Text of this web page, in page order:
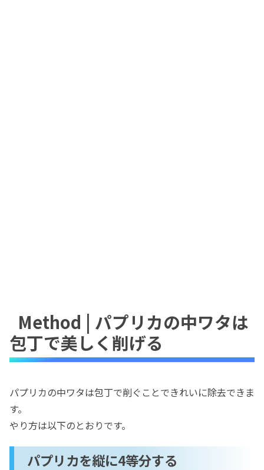
Method | パプリカの中ワタは
包丁で美しく削げる
パプリカの中ワタは包丁で削ぐことできれいに除去できま
す。
やり方は以下のとおりです。
パプリカを縦に4等分する